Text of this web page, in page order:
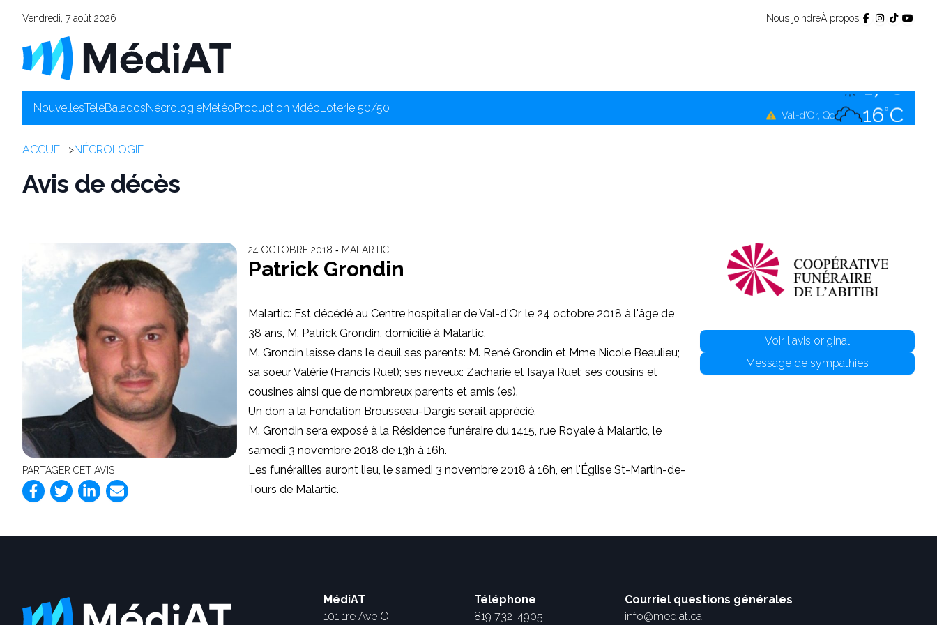
Vendredi, 7 août 2026 Nous joindreÀ propos
NouvellesTéléBaladosNécrologieMétéoProduction vidéoLoterie 50/50 16°C
ACCUEIL>NÉCROLOGIE
Avis de décès
PARTAGER CET AVIS
24 OCTOBRE 2018 ‐ MALARTIC
Patrick Grondin
Malartic: Est décédé au Centre hospitalier de Val-d'Or, le 24 octobre 2018 à l'âge de
38 ans, M. Patrick Grondin, domicilié à Malartic.
M. Grondin laisse dans le deuil ses parents: M. René Grondin et Mme Nicole Beaulieu;
sa soeur Valérie (Francis Ruel); ses neveux: Zacharie et Isaya Ruel; ses cousins et
cousines ainsi que de nombreux parents et amis (es).
Un don à la Fondation Brousseau-Dargis serait apprécié.
M. Grondin sera exposé à la Résidence funéraire du 1415, rue Royale à Malartic, le
samedi 3 novembre 2018 de 13h à 16h.
Les funérailles auront lieu, le samedi 3 novembre 2018 à 16h, en l'Église St-Martin-de-
Tours de Malartic.
Voir l'avis original
Message de sympathies
MédiAT
101 1re Ave O
Téléphone
819 732-4905
Courriel questions générales
info@mediat.ca